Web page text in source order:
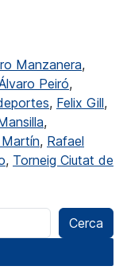
Manzanera,
Peiró,
, Felix Gill,
,
, Rafael
, Torneig Ciutat de
Cerca